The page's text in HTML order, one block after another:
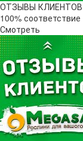
ОТЗЫВЫ КЛИЕНТОВ
100% соответствие
Смотреть